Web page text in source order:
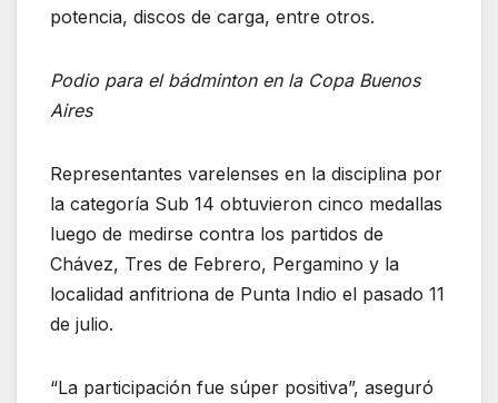
potencia, discos de carga, entre otros.
Podio para el bádminton en la Copa Buenos
Aires
Representantes varelenses en la disciplina por
la categoría Sub 14 obtuvieron cinco medallas
luego de medirse contra los partidos de
Chávez, Tres de Febrero, Pergamino y la
localidad anfitriona de Punta Indio el pasado 11
de julio.
“La participación fue súper positiva”, aseguró